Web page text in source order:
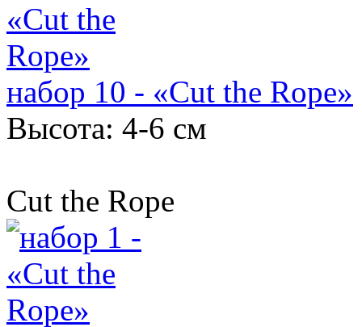
набор 10 - «Cut the Rope»
Высота: 4-6 см
Cut the Rope